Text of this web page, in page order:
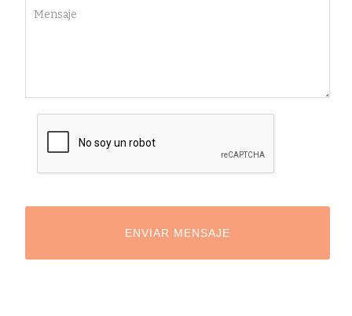
ENVIAR MENSAJE